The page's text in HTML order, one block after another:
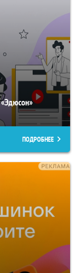
ПОДРОБНЕЕ